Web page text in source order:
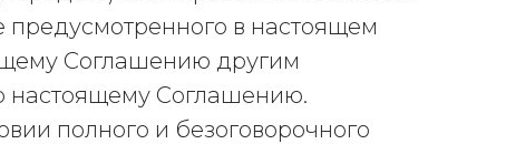
в настоящем
Соглашению другим
настоящему Соглашению.
полного и безоговорочного